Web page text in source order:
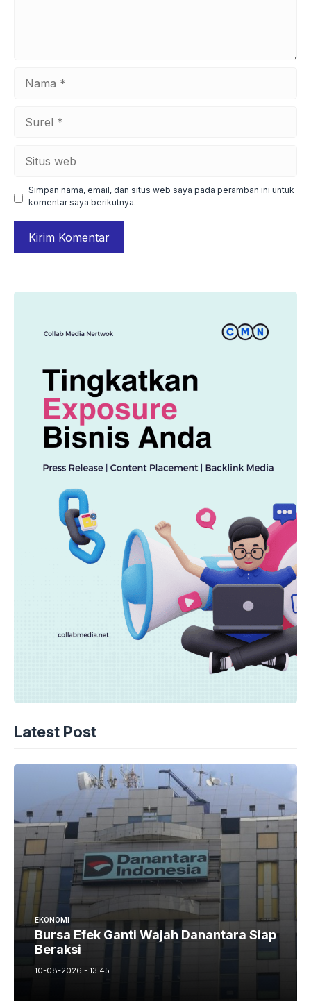
web
Simpan nama, email, dan situs web saya pada peramban ini untuk
komentar saya berikutnya.
Latest Post
EKONOMI
Bursa Efek Ganti Wajah Danantara Siap
Beraksi
10-08-2026 - 13.45